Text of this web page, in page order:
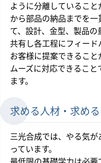
ように分離しているこ
から部品の納品までを一
て、設計、金型、製品
共有し各工程にフィー
お客様に提案できるこ
ムーズに対応できるこ
ます。
求める人材・求め
三光合成では、やる気
っています。